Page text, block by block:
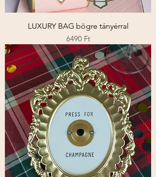
LUXURY BAG bögre tányérral
Ár
6490 Ft